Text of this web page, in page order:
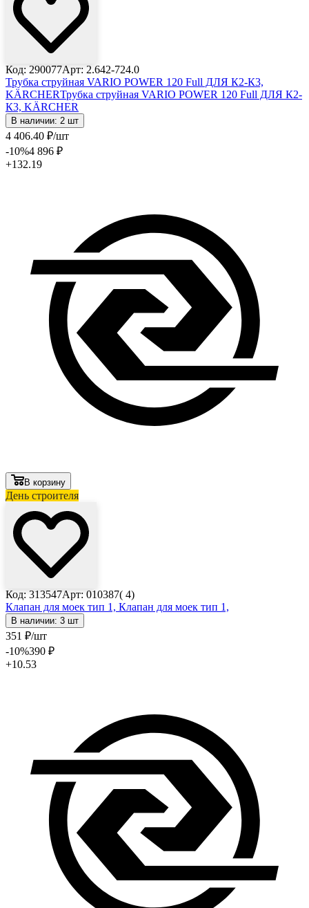
Код: 290077Арт: 2.642-724.0
Трубка струйная VARIO POWER 120 Full ДЛЯ К2-К3,
KÄRCHERТрубка струйная VARIO POWER 120 Full ДЛЯ К2-
К3, KÄRCHER
В наличии: 2 шт
4 406.40 ₽/шт
-10%4 896 ₽
+132.19
В корзину
День строителя
Код: 313547Арт: 010387( 4)
Клапан для моек тип 1, Клапан для моек тип 1,
В наличии: 3 шт
351 ₽/шт
-10%390 ₽
+10.53